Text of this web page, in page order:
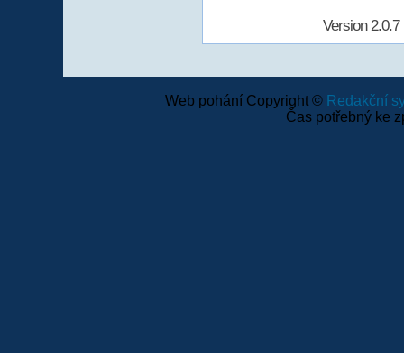
Version
Web pohání Copyright © Redakční
Čas potřebný ke